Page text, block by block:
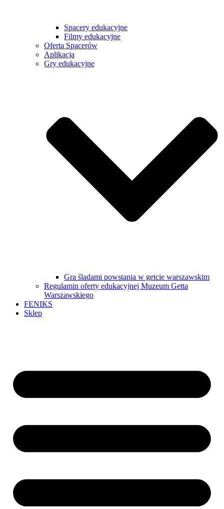
Spacery edukacyjne
Filmy edukacyjne
Oferta Spacerów
Aplikacja
Gry edukacyjne
Gra śladami powstania w getcie warszawskim
Regulamin oferty edukacyjnej Muzeum Getta
Warszawskiego
FENIKS
Sklep